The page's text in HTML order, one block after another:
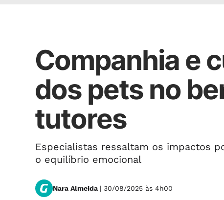
Companhia e
dos pets no
tutores
Especialistas ressaltam os impactos
o equilíbrio emocional
Nara Almeida | 30/08/2025 às 4h00